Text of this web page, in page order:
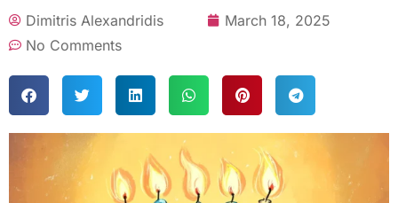
Dimitris Alexandridis
March 18, 2025
No Comments